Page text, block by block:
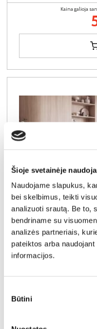
Šioje svetainėje
Naudojame slapukus,
bei skelbimus, teikti
analizuoti srautą. Be to,
bendriname su
analizės partneriais,
pateiktos arba
informacijos.
pasirinkimas
Būtini
Kaina galioja
NAUJIENA YRA
DORIAN (III gr.)
Išmatavimai: A: